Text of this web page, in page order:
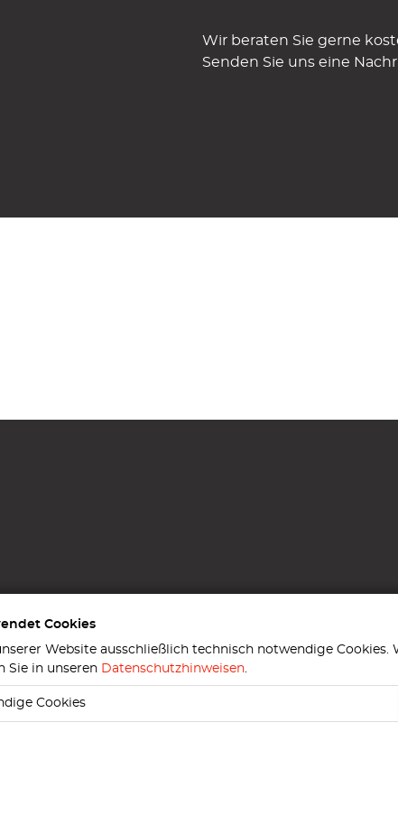
Cookies
Website ausschließlich technisch notwendige Cookies.
Sie in unseren Datenschutzhinweisen.
Cookies
Wir beraten Sie gerne
Senden Sie uns eine